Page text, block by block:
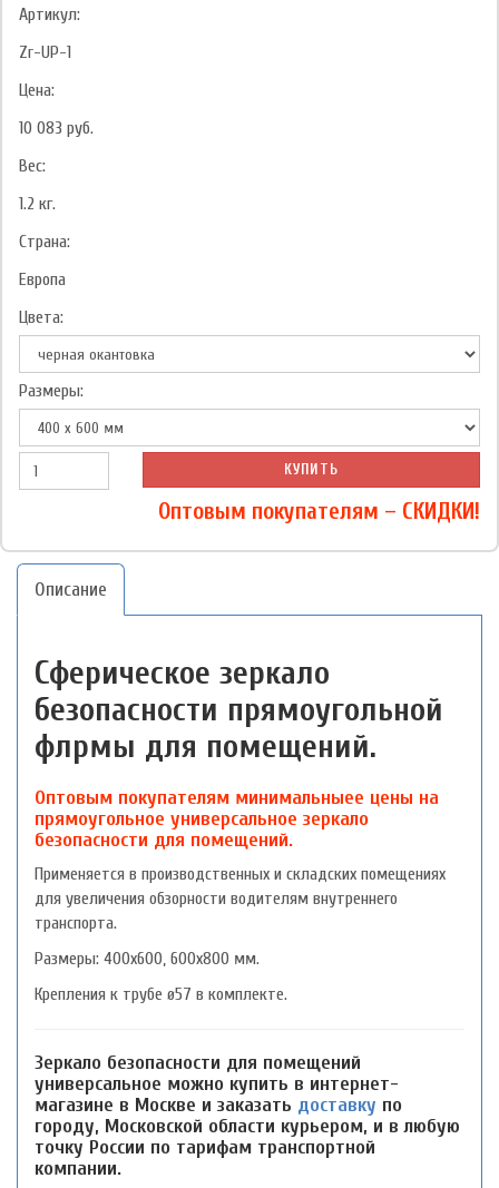
Артикул:
Zr-UP-1
Цена:
10 083 руб.
Вес:
1.2 кг.
Страна:
Европа
Цвета:
Размеры:
КУПИТЬ
Оптовым покупателям – СКИДКИ!
Описание
Сферическое зеркало
безопасности прямоугольной
флрмы для помещений.
Оптовым покупателям минимальныее цены на
прямоугольное универсальное зеркало
безопасности для помещений.
Применяется в производственных и складских помещениях
для увеличения обзорности водителям внутреннего
транспорта.
Размеры: 400х600, 600х800 мм.
Крепления к трубе ø57 в комплекте.
Зеркало безопасности для помещений
универсальное можно купить в интернет-
магазине в Москве и заказать доставку по
городу, Московской области курьером, и в любую
точку России по тарифам транспортной
компании.